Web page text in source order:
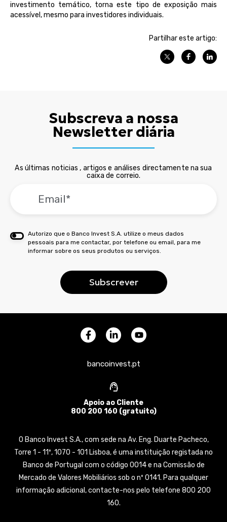
investimento temático, torna este tipo de exposição mais
acessível, mesmo para investidores individuais.
Partilhar este artigo:
Subscreva a nossa
Newsletter diária
As últimas noticias , artigos e análises directamente na sua
caixa de correio.
Autorizo que o Banco Invest S.A. utilize o meus dados
pessoais para me contactar, por telefone ou email, para me
informar sobre os seus produtos ou serviços.
bancoinvest.pt
Apoio ao Cliente
800 200 160 (gratuito)
O Banco Invest S.A., com sede na Av. Eng. Duarte Pacheco,
Torre 1 - 11º, 1070 - 101 Lisboa, é uma instituição registada no
Banco de Portugal com o código 0014 e na Comissão de
Mercado de Valores Mobiliários sob o nº 0141. Para qualquer
informação adicional, contacte-nos pelo telefone 800 200
160.